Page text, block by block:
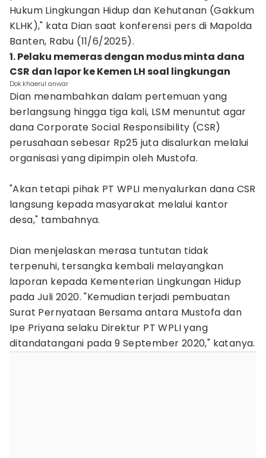
Hukum Lingkungan Hidup dan Kehutanan (Gakkum
KLHK)," kata Dian saat konferensi pers di Mapolda
Banten, Rabu (11/6/2025).
1. Pelaku memeras dengan modus minta dana
CSR dan lapor ke Kemen LH soal lingkungan
Dok.khaerul anwar
Dian menambahkan dalam pertemuan yang
berlangsung hingga tiga kali, LSM menuntut agar
dana Corporate Social Responsibility (CSR)
perusahaan sebesar Rp25 juta disalurkan melalui
organisasi yang dipimpin oleh Mustofa.
"Akan tetapi pihak PT WPLI menyalurkan dana CSR
langsung kepada masyarakat melalui kantor
desa," tambahnya.
Dian menjelaskan merasa tuntutan tidak
terpenuhi, tersangka kembali melayangkan
laporan kepada Kementerian Lingkungan Hidup
pada Juli 2020. "Kemudian terjadi pembuatan
Surat Pernyataan Bersama antara Mustofa dan
Ipe Priyana selaku Direktur PT WPLI yang
ditandatangani pada 9 September 2020," katanya.